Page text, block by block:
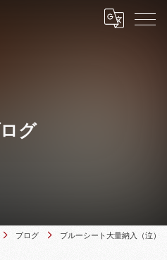
グ
ブログ ブルーシート大量納入（泣）